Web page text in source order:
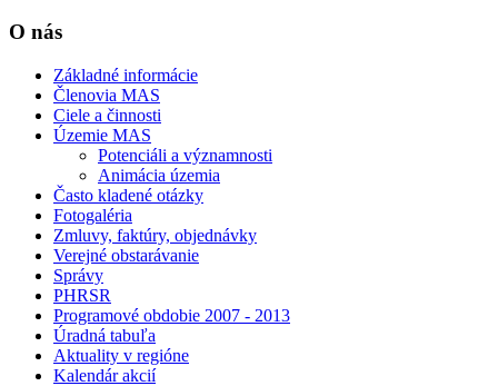
O nás
Základné informácie
Členovia MAS
Ciele a činnosti
Územie MAS
Potenciáli a významnosti
Animácia územia
Často kladené otázky
Fotogaléria
Zmluvy, faktúry, objednávky
Verejné obstarávanie
Správy
PHRSR
Programové obdobie 2007 - 2013
Úradná tabuľa
Aktuality v regióne
Kalendár akcií